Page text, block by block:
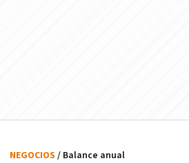
NEGOCIOS / Balance anual